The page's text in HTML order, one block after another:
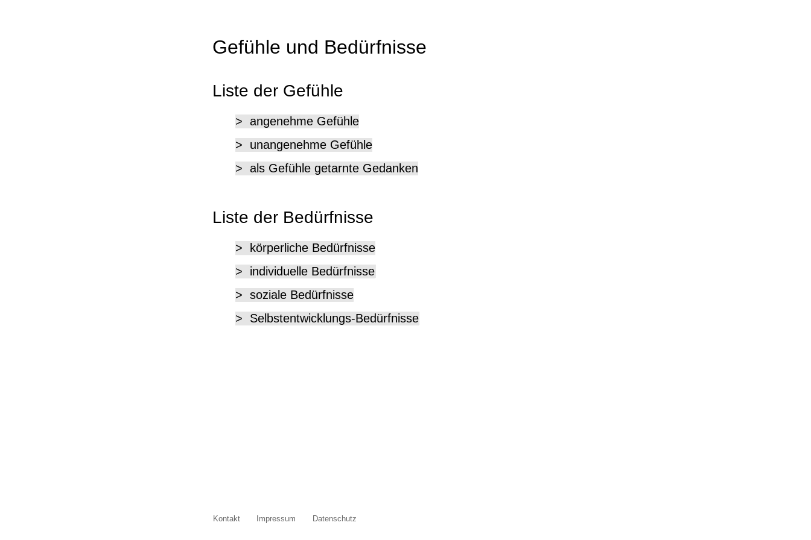
Gefühle und Bedürfnisse
Liste der Gefühle
>  angenehme Gefühle
>  unangenehme Gefühle
>  als Gefühle getarnte Gedanken
Liste der Bedürfnisse
>  körperliche Bedürfnisse
>  individuelle Bedürfnisse
>  soziale Bedürfnisse
>  Selbstentwicklungs-Bedürfnisse
Kontakt Impressum Datenschutz